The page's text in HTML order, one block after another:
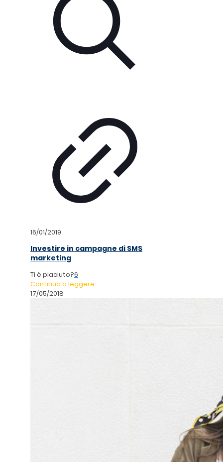
16/01/2019
Investire in campagne di SMS
marketing
Ti è piaciuto?6
Continua a leggere
17/05/2018